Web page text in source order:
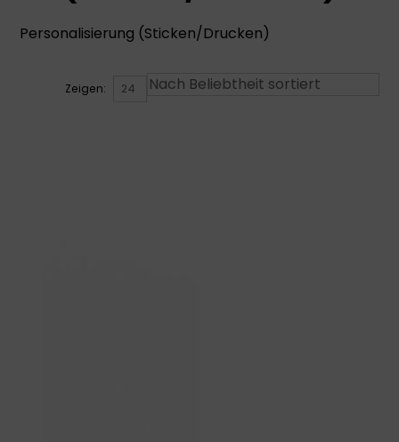
Personalisierung (Sticken/Drucken)
Zeigen: